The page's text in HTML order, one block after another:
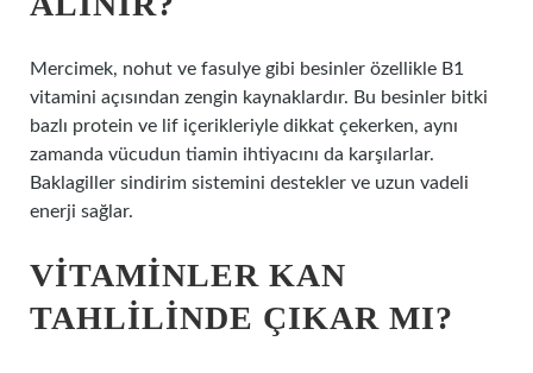
Mercimek, nohut ve fasulye gibi besinler özellikle B1
vitamini açısından zengin kaynaklardır. Bu besinler bitki
bazlı protein ve lif içerikleriyle dikkat çekerken, aynı
zamanda vücudun tiamin ihtiyacını da karşılarlar.
Baklagiller sindirim sistemini destekler ve uzun vadeli
enerji sağlar.
VITAMINLER KAN
TAHLILINDE ÇIKAR MI?